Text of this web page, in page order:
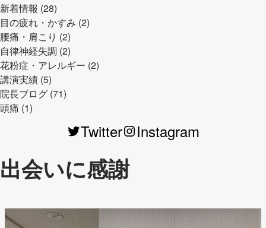
新着情報 (28)
目の疲れ・かすみ (2)
腰痛・肩こり (2)
自律神経失調 (2)
花粉症・アレルギー (2)
講演実績 (5)
院長ブログ (71)
頭痛 (1)
Twitter Instagram
出会いに感謝